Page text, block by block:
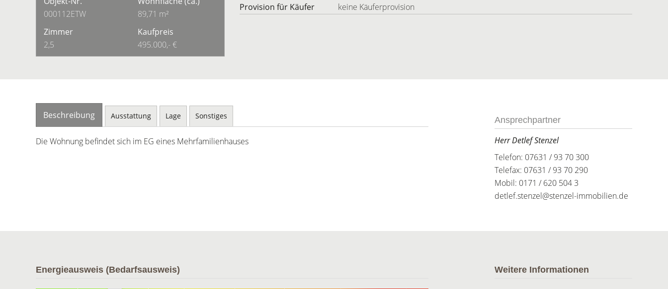
000112ETW
89,71 m²
Zimmer
2,5
Kaufpreis
495.000,- €
Provision für Käufer
keine Käuferprovision
Beschreibung Ausstattung Lage Sonstiges
Die Wohnung befindet sich im EG eines Mehrfamilienhauses
Ansprechpartner
Herr Detlef Stenzel
Telefon: 07631 / 93 70 300
Telefax: 07631 / 93 70 290
Mobil: 0171 / 620 504 3
detlef.stenzel@stenzel-immobilien.de
Energieausweis (Bedarfsausweis) Weitere Informationen